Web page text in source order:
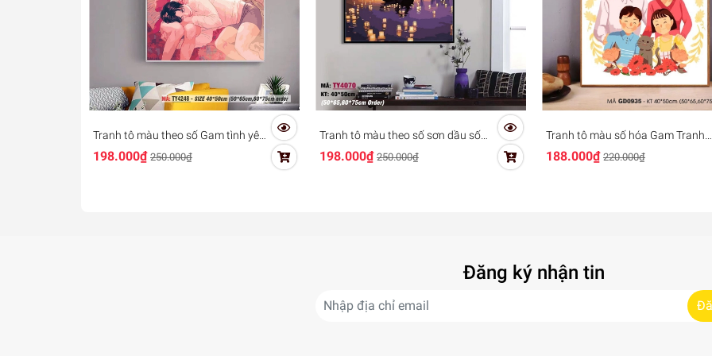
Tranh tô màu theo số Gam tình yêu
đôi lứa TY4248
198.000₫ 250.000₫
Tranh tô màu theo số sơn dầu số
hóa Gam Đèn lồng tình yêu TY4070
198.000₫ 250.000₫
Tranh tô màu số hóa Gam Tranh
gia đình hạnh phúc cute đơn giản
dễ vẽ GD0935 Happy family
188.000₫ 220.000₫
Đăng ký nhận tin